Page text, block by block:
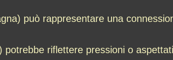
può rappresentare una
riflettere pressioni o